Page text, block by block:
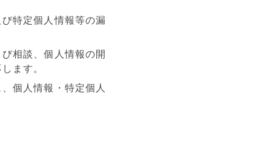
特定個人情報等の漏
相談、個人情報の開
ます。
個人情報・特定個人